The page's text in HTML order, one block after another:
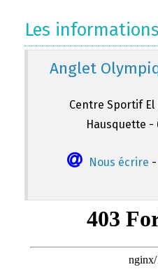
Les
Anglet
Centre Sportif El
Hausquette -
Nous écrire -